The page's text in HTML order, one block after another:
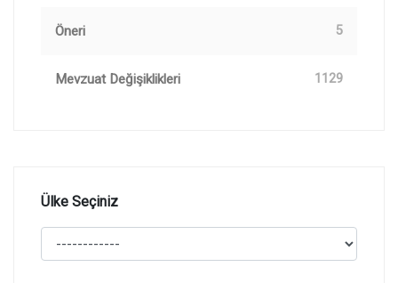
Öneri 5
Mevzuat Değişiklikleri 1129
Ülke Seçiniz